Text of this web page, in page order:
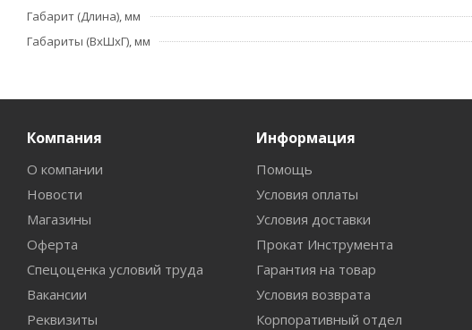
Габарит (Длина), мм
Габариты (ВхШхГ), мм
Компания
О компании
Новости
Магазины
Оферта
Спецоценка условий труда
Вакансии
Реквизиты
Информация
Помощь
Условия оплаты
Условия доставки
Прокат Инструмента
Гарантия на товар
Условия возврата
Корпоративный отдел